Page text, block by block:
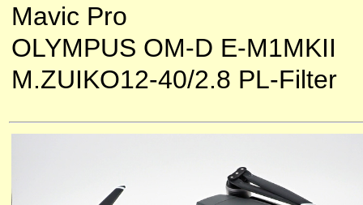
Mavic Pro
OLYMPUS OM-D E-M1MKII
M.ZUIKO12-40/2.8 PL-Filter